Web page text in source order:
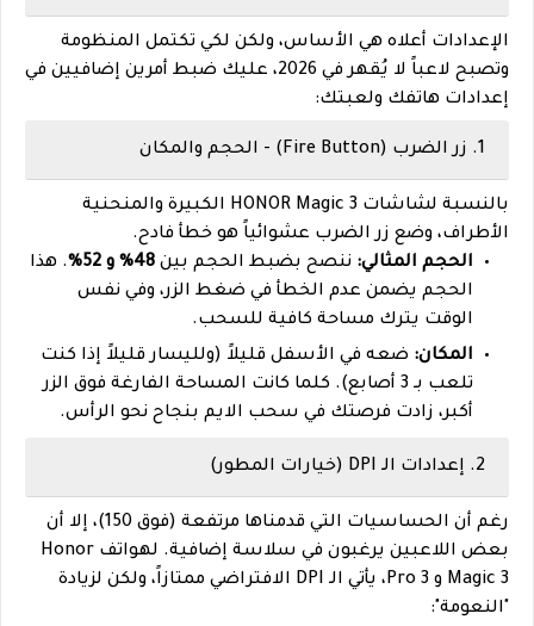
الإعدادات أعلاه هي الأساس، ولكن لكي تكتمل المنظومة
وتصبح لاعباً لا يُقهر في 2026، عليك ضبط أمرين إضافيين في
إعدادات هاتفك ولعبتك:
1. زر الضرب (Fire Button) - الحجم والمكان
بالنسبة لشاشات HONOR Magic 3 الكبيرة والمنحنية
الأطراف، وضع زر الضرب عشوائياً هو خطأ فادح.
الحجم المثالي: ننصح بضبط الحجم بين 48% و 52%
. هذا
الحجم يضمن عدم الخطأ في ضغط الزر، وفي نفس
الوقت يترك مساحة كافية للسحب.
المكان: ضعه في الأسفل قليلاً (ولليسار قليلاً إذا كنت
تلعب بـ 3 أصابع). كلما كانت المساحة الفارغة فوق الزر
أكبر، زادت فرصتك في سحب الايم بنجاح نحو الرأس.
2. إعدادات الـ DPI (خيارات المطور)
رغم أن الحساسيات التي قدمناها مرتفعة (فوق 150)، إلا أن
بعض اللاعبين يرغبون في سلاسة إضافية. لهواتف Honor
Magic 3 و 3 Pro، يأتي الـ DPI الافتراضي ممتازاً، ولكن لزيادة
"النعومة":